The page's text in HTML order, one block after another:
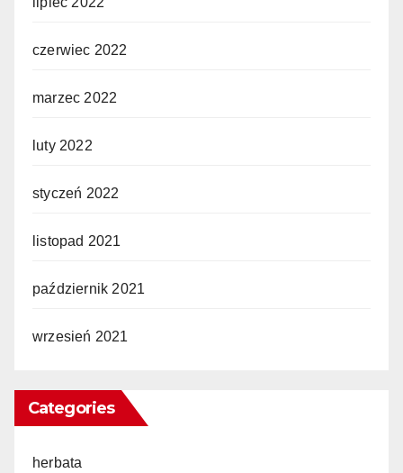
czerwiec 2022
marzec 2022
luty 2022
styczeń 2022
listopad 2021
październik 2021
wrzesień 2021
Categories
herbata